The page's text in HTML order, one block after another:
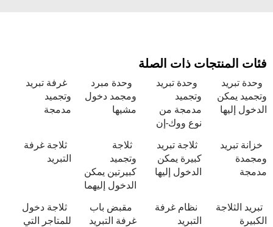
ذات الصلة
وحدة تبريد
وتجميد
مدمجة من
وحدة مبرد
ومجمد دخول
مشيها
غرفة تبريد
وتجميد
مدمجة
ثلاجة تبريد
كبيرة يمكن
الدخول إليها
ثلاجة
وتجميد
كبيرتين يمكن
الدخول إليهما
ثلاجة غرفة
التبريد
نظام غرفة
التبريد
مقبض باب
غرفة التبريد
ثلاجة دخول
للمتاجر التي